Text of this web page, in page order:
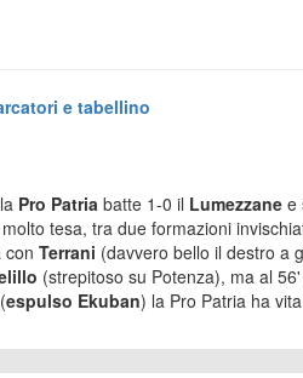
e tabellino
Pro Patria batte 1-0 il Lumezzane e
tesa, tra due formazioni
con Terrani (davvero bello il destro a
(strepitoso su Potenza), ma al 56'
espulso Ekuban) la Pro Patria ha